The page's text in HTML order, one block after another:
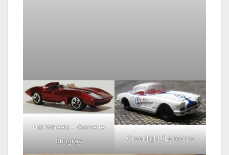
Hot Wheels – Corvette
Stingray
Greenlight (Le Mans)